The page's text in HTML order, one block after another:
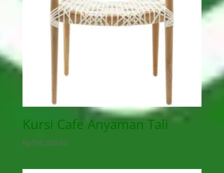
Kursi Cafe Anyaman Tali
Rp750,000.00